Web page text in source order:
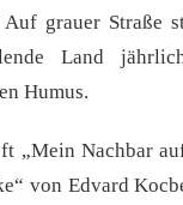
grauer Straße
Land
Humus.
„Mein Nachbar
von Edvard